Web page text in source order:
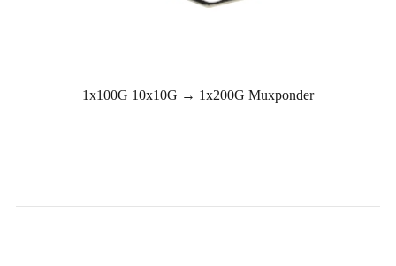
1x100G 10x10G → 1x200G Muxponder